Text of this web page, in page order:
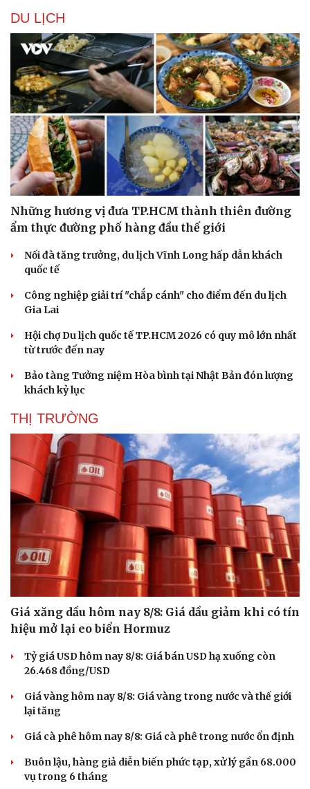
Văn hóa
Sân khấu - Điện ảnh
Văn học
Âm nhạc
Di sản
Giải trí
Nghệ sĩ
Thời trang
Sao Việt
DU LỊCH
Những hương vị đưa TP.HCM thành thiên đường
ẩm thực đường phố hàng đầu thế giới
Nối đà tăng trưởng, du lịch Vĩnh Long hấp dẫn khách
quốc tế
Công nghiệp giải trí "chắp cánh" cho điểm đến du lịch
Gia Lai
Hội chợ Du lịch quốc tế TP.HCM 2026 có quy mô lớn nhất
từ trước đến nay
Bảo tàng Tưởng niệm Hòa bình tại Nhật Bản đón lượng
khách kỷ lục
THỊ TRƯỜNG
Giá xăng dầu hôm nay 8/8: Giá dầu giảm khi có tín
hiệu mở lại eo biển Hormuz
Tỷ giá USD hôm nay 8/8: Giá bán USD hạ xuống còn
26.468 đồng/USD
Giá vàng hôm nay 8/8: Giá vàng trong nước và thế giới
lại tăng
Giá cà phê hôm nay 8/8: Giá cà phê trong nước ổn định
Buôn lậu, hàng giả diễn biến phức tạp, xử lý gần 68.000
vụ trong 6 tháng